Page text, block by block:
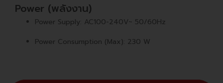
Power (พลังงาน)
Power Supply: AC100-240V~ 50/60Hz
Power Consumption (Max): 230 W